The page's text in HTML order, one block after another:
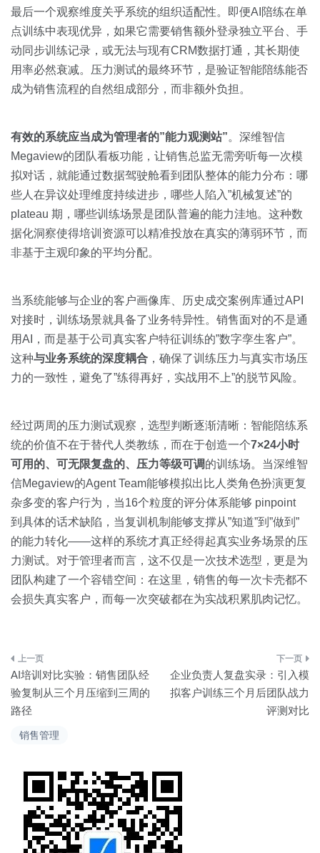
销售管理
最后一个观察维度关乎系统的组织适配性。即便AI陪练在单
点训练中表现优异，如果它需要销售额外登录独立平台、手
动同步训练记录，或无法与现有CRM数据打通，其长期使
用率必然衰减。压力测试的最终环节，是验证智能陪练能否
成为销售流程的自然组成部分，而非额外负担。
有效的系统应当成为管理者的”能力观测站”。深维智信
Megaview的团队看板功能，让销售总监无需旁听每一次模
拟对话，就能通过数据驾驶舱看到团队整体的能力分布：哪
些人在异议处理维度持续进步，哪些人陷入”机械复述”的
plateau 期，哪些训练场景是团队普遍的能力洼地。这种数
据化洞察使得培训资源可以精准投放在真实的薄弱环节，而
非基于主观印象的平均分配。
当系统能够与企业的客户画像库、历史成交案例库通过API
对接时，训练场景就具备了业务特异性。销售面对的不是通
用AI，而是基于公司真实客户特征训练的”数字孪生客户”。
这种与业务系统的深度耦合 ，确保了训练压力与真实市场压
力的一致性，避免了”练得再好，实战用不上”的脱节风险。
经过两周的压力测试观察，选型判断逐渐清晰：智能陪练系
统的价值不在于替代人类教练，而在于创造一个7×24小时
可用的、可无限复盘的、压力等级可调的训练场。当深维智
信Megaview的Agent Team能够模拟出比人类角色扮演更复
杂多变的客户行为，当16个粒度的评分体系能够 pinpoint
到具体的话术缺陷，当复训机制能够支撑从”知道”到”做到”
的能力转化——这样的系统才真正经得起真实业务场景的压
力测试。对于管理者而言，这不仅是一次技术选型，更是为
团队构建了一个容错空间：在这里，销售的每一次卡壳都不
会损失真实客户，而每一次突破都在为实战积累肌肉记忆。
文
章
导
AI培训对比实验：销售团队经
验复制从三个月压缩到三周的
路径
企业负责人复盘实录：引入模
拟客户训练三个月后团队战力
评测对比